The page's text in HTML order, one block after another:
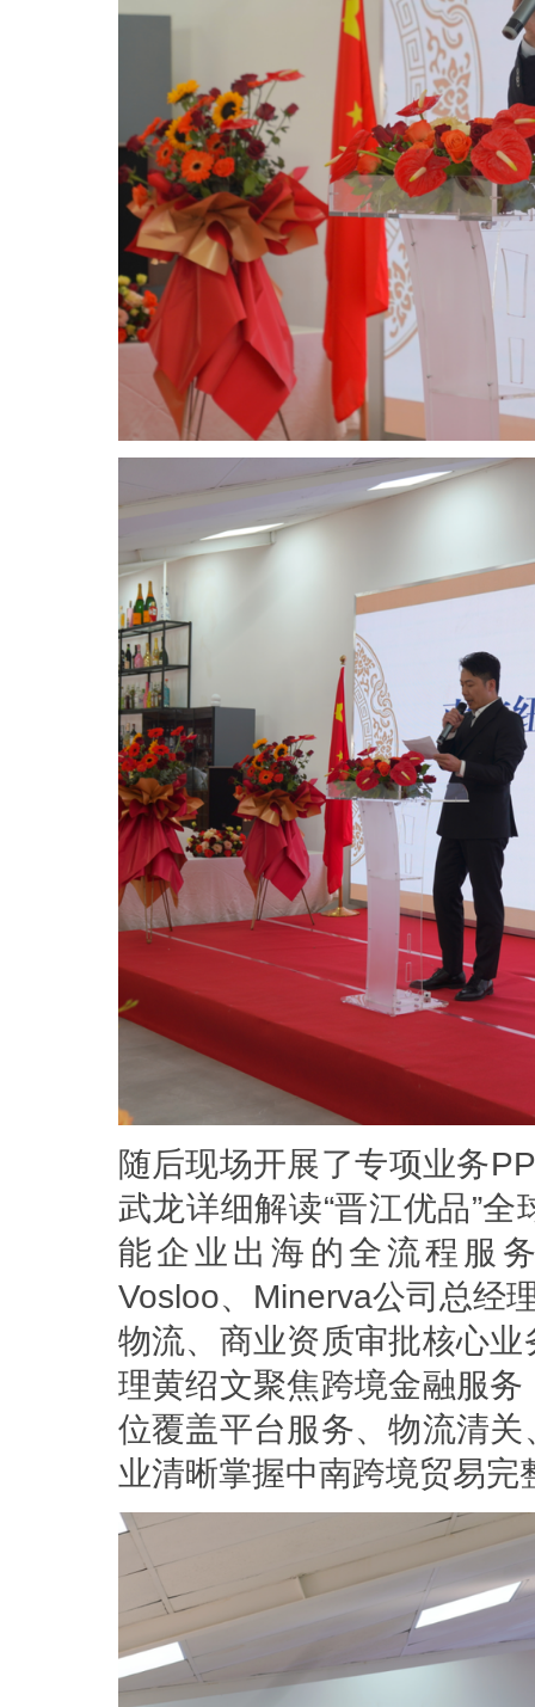
随后现场开展了专项业务
武龙详细解读“晋江优品”
能企业出海的全流程服
Vosloo、Minerva公司总经
物流、商业资质审批核心
理黄绍文聚焦跨境金融服
位覆盖平台服务、物流清
业清晰掌握中南跨境贸易完